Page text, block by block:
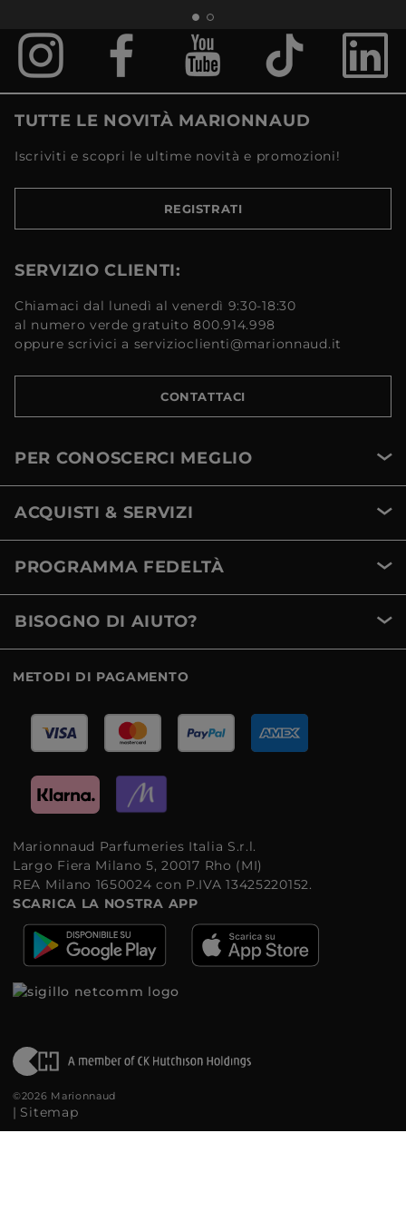
TUTTE LE NOVITÀ MARIONNAUD
Iscriviti e scopri le ultime novità e promozioni!
REGISTRATI
SERVIZIO CLIENTI:
Chiamaci dal lunedì al venerdì 9:30-18:30
al numero verde gratuito 800.914.998
oppure scrivici a servizioclienti@marionnaud.it
CONTATTACI
PER CONOSCERCI MEGLIO
ACQUISTI & SERVIZI
PROGRAMMA FEDELTÀ
BISOGNO DI AIUTO?
METODI DI PAGAMENTO
Marionnaud Parfumeries Italia S.r.l.
Largo Fiera Milano 5, 20017 Rho (MI)
REA Milano 1650024 con P.IVA 13425220152.
SCARICA LA NOSTRA APP
©2026 Marionnaud
| Sitemap